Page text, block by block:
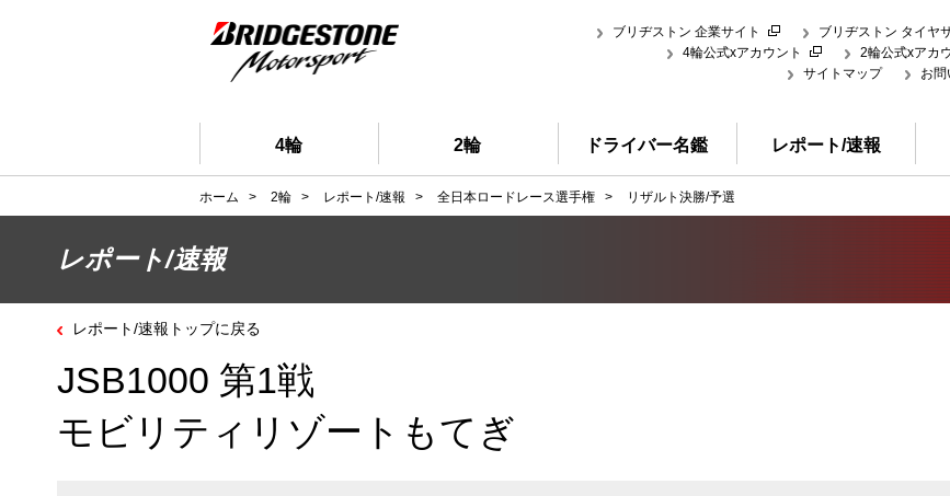
ブリヂストン 企業サイト
ブリヂストン タイヤ
4輪公式xアカウント
2輪公式xアカ
サイトマップ
お
4輪 2輪 ドライバー名鑑 レポート/速報
ホーム > 2輪 > レポート/速報 > 全日本ロードレース選手権 > リザルト決勝/予選
レポート/速報
レポート/速報トップに戻る
JSB1000 第1戦
モビリティリゾートもてぎ